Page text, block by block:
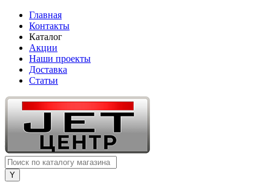
Главная
Контакты
Каталог
Акции
Наши проекты
Доставка
Статьи